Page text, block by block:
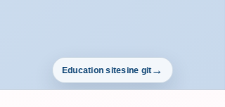
Education sitesine git